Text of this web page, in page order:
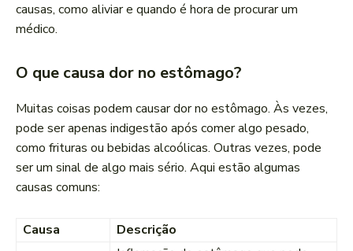
causas, como aliviar e quando é hora de procurar um
médico.
O que causa dor no estômago?
Muitas coisas podem causar dor no estômago. Às vezes,
pode ser apenas indigestão após comer algo pesado,
como frituras ou bebidas alcoólicas. Outras vezes, pode
ser um sinal de algo mais sério. Aqui estão algumas
causas comuns:
Causa
Descrição